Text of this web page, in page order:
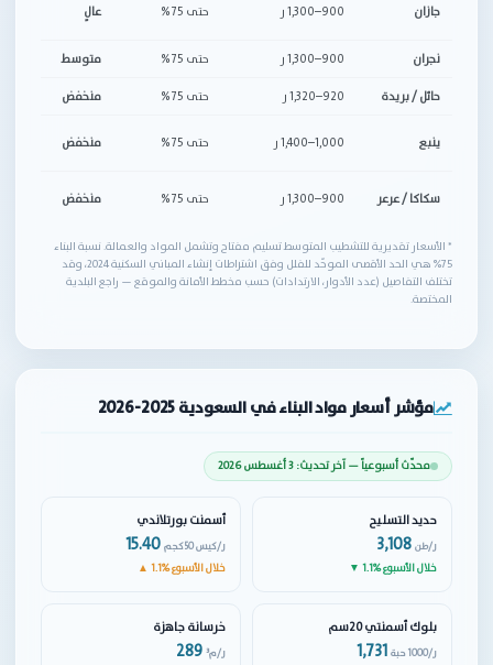
جازان 900–1,300 ر حتى 75% عالٍ
نجران
900–1,300 ر حتى 75% متوسط
حائل / بريدة
920–1,320 ر حتى 75% منخفض
ينبع 1,000–1,400 ر حتى 75% منخفض
سكاكا / عرعر 900–1,300 ر حتى 75% منخفض
* الأسعار تقديرية للتشطيب المتوسط تسليم مفتاح وتشمل المواد والعمالة. نسبة البناء
75% هي الحد الأقصى الموحّد للفلل وفق اشتراطات إنشاء المباني السكنية 2024، وقد
تختلف التفاصيل (عدد الأدوار، الارتدادات) حسب مخطط الأمانة والموقع — راجع البلدية
المختصة.
مؤشر أسعار مواد البناء في السعودية 2025-2026
محدّث أسبوعياً — آخر تحديث: 3 أغسطس 2026
حديد التسليح
3,108 ر/طن
▼ 1.1% خلال الأسبوع
أسمنت بورتلاندي
15.40 ر/كيس 50كجم
▲ 1.1% خلال الأسبوع
بلوك أسمنتي 20سم
1,731 ر/1000 حبة
خرسانة جاهزة
289 ر/م³